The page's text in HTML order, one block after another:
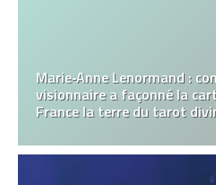
Marie‑Anne Lenormand :
visionnaire a façonné la
France la terre du tarot